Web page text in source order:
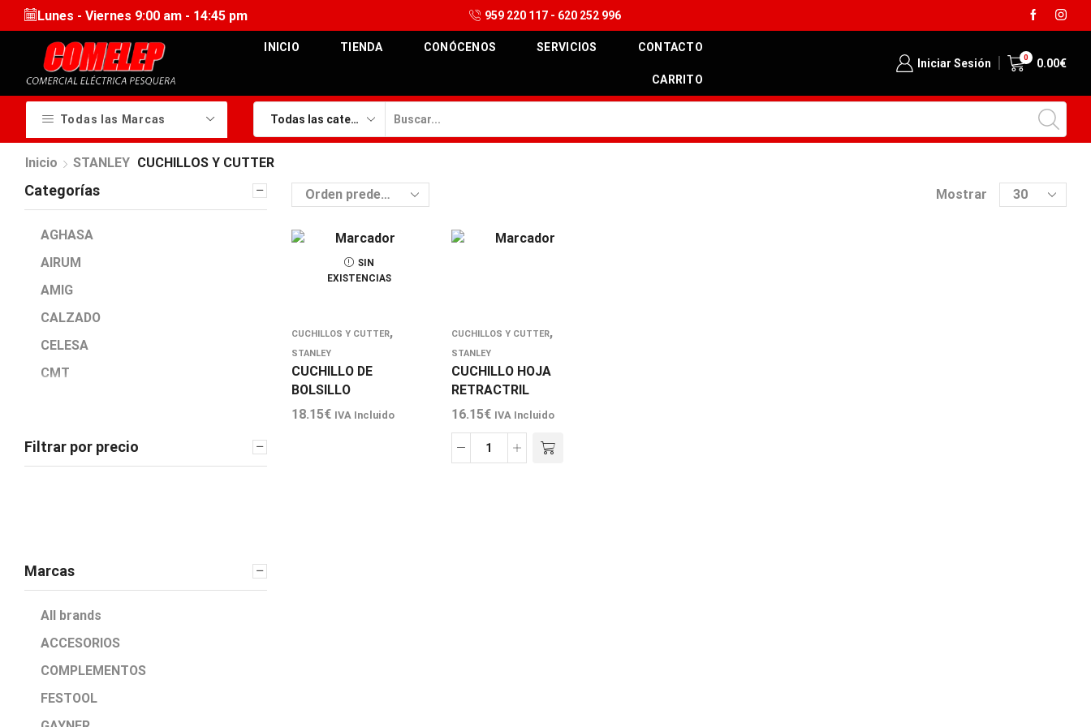
Lunes - Viernes 9:00 am - 14:45 pm 959 220 117 - 620 252 996
INICIO TIENDA CONÓCENOS SERVICIOS CONTACTO
CARRITO
Iniciar Sesión 0 0.00€
Todas las Marcas
input
Inicio STANLEY CUCHILLOS Y CUTTER
Mostrar
SIN
EXISTENCIAS
CUCHILLOS Y CUTTER,
STANLEY
CUCHILLO DE
BOLSILLO
18.15€ IVA Incluido
CUCHILLOS Y CUTTER,
STANLEY
CUCHILLO HOJA
RETRACTRIL
16.15€ IVA Incluido
CUCHILLO
Categorías
AGHASA
AIRUM
AMIG
CALZADO
CELESA
CMT
ESCOBILLAS
GAYNER
CABLE INOX
ESCALERA Y ANDAMIOS
HERRAJES ECO
RUEDA
TRINCAJE
Filtrar por precio
Marcas
All brands
ACCESORIOS
COMPLEMENTOS
FESTOOL